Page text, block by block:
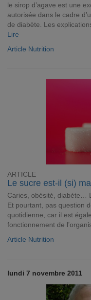
le sirop d’agave est une
autorisée dans le cadre
de diabète. Les
Lire
Article Nutrition
ARTICLE
Le sucre est-il (si)
Caries, obésité, diabète…
Et pourtant, pas question
quotidienne, car il est
fonctionnement de
Article Nutrition
lundi 7 novembre 2011